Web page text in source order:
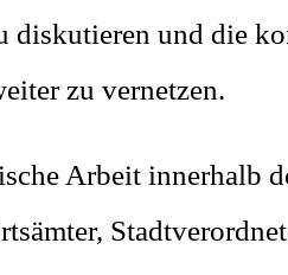
und die
zu vernetzen.
Arbeit innerhalb